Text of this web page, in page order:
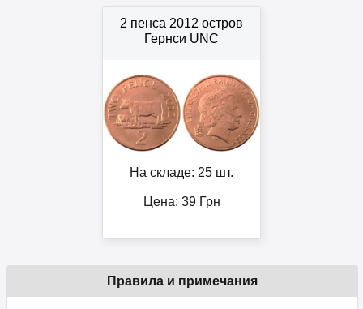
2 пенса 2012 остров
Гернси UNC
На складе: 25 шт.
Цена: 39Грн
Правила и примечания